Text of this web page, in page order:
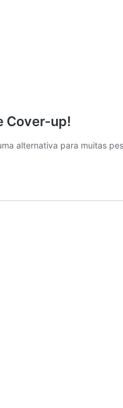
Cover-up!
alternativa para muitas